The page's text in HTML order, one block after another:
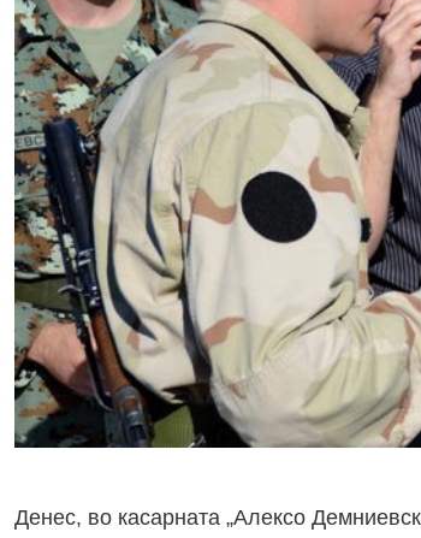
Денес, во касарната „Алексо